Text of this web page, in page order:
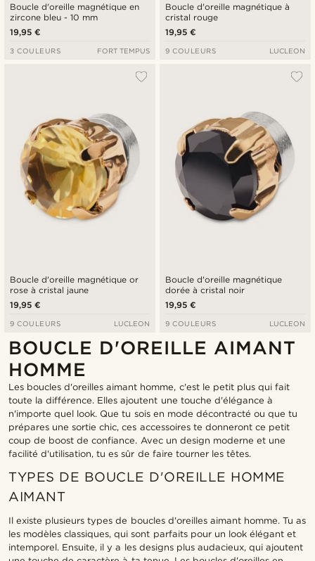
Boucle d'oreille magnétique en
zircone bleu - 10 mm
19,95 €
3 COULEURS FORT TEMPUS
Boucle d'oreille magnétique à
cristal rouge
19,95 €
9 COULEURS LUCLEON
Boucle d'oreille magnétique or
rose à cristal jaune
19,95 €
9 COULEURS LUCLEON
Boucle d'oreille magnétique
dorée à cristal noir
19,95 €
9 COULEURS LUCLEON
BOUCLE D'OREILLE AIMANT
HOMME
Les boucles d'oreilles aimant homme, c'est le petit plus qui fait
toute la différence. Elles ajoutent une touche d'élégance à
n'importe quel look. Que tu sois en mode décontracté ou que tu
prépares une sortie chic, ces accessoires te donneront ce petit
coup de boost de confiance. Avec un design moderne et une
facilité d'utilisation, tu es sûr de faire tourner les têtes.
TYPES DE BOUCLE D'OREILLE HOMME
AIMANT
Il existe plusieurs types de boucles d'oreilles aimant homme. Tu as
les modèles classiques, qui sont parfaits pour un look élégant et
intemporel. Ensuite, il y a les designs plus audacieux, qui ajoutent